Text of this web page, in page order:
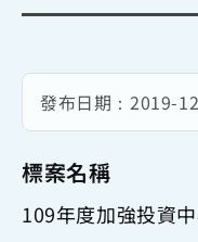
發布日期： 2019-
標案名稱
109年度加強投資